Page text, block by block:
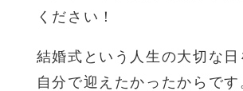
ください！
結婚式という人生の大切な日
自分で迎えたかったからです